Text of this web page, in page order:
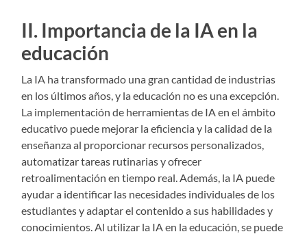
II. Importancia de la IA en la
educación
La IA ha transformado una gran cantidad de industrias
en los últimos años, y la educación no es una excepción.
La implementación de herramientas de IA en el ámbito
educativo puede mejorar la eficiencia y la calidad de la
enseñanza al proporcionar recursos personalizados,
automatizar tareas rutinarias y ofrecer
retroalimentación en tiempo real. Además, la IA puede
ayudar a identificar las necesidades individuales de los
estudiantes y adaptar el contenido a sus habilidades y
conocimientos. Al utilizar la IA en la educación, se puede